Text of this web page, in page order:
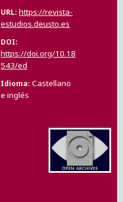
URL https://revista-
estudios.deusto.es
DOI
https://doi.org/10.18
543/ed
Idioma Castellano
e inglés